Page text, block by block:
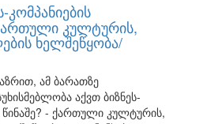
კომპანიების
კულტურის,
ხელშეწყობა/
ამ ბარათზე
აქვთ ბიზნეს-
წინაშე? - ქართული კულტურის,